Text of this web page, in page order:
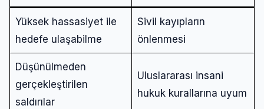
Yüksek hassasiyet ile
hedefe ulaşabilme
Sivil kayıpların
önlenmesi
Düşünülmeden
gerçekleştirilen
saldırılar
Uluslararası insani
hukuk kurallarına uyum